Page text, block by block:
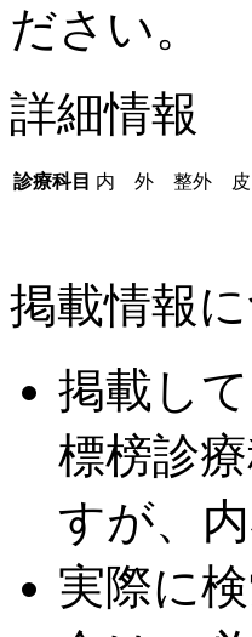
ださい。
詳細情報
診療科目 内 外 整外
掲載情報
掲載し
標榜診
すが、
実際に